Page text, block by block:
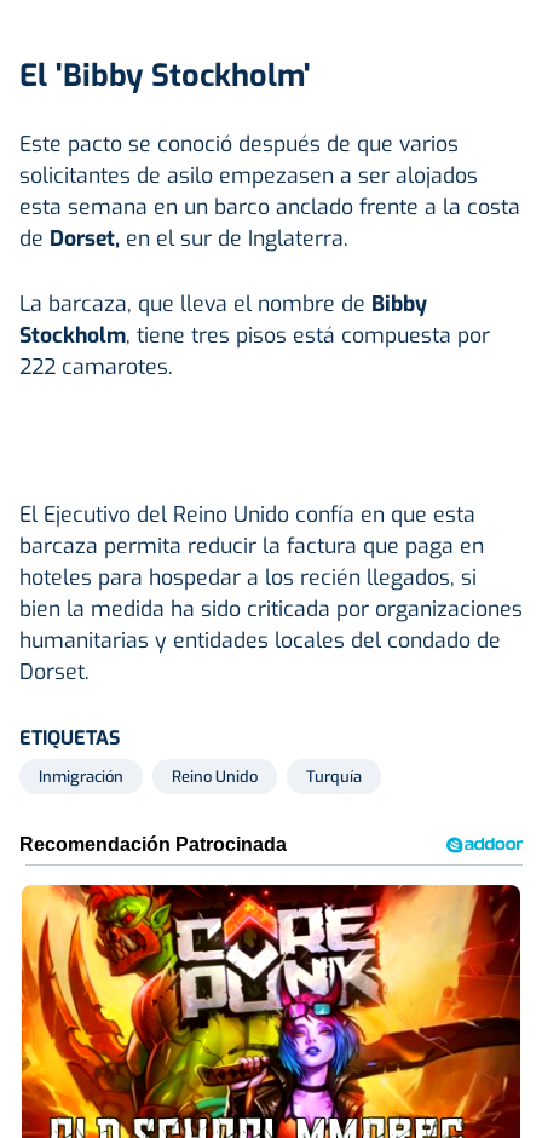
El 'Bibby Stockholm'
Este pacto se conoció después de que varios
solicitantes de asilo empezasen a ser alojados
esta semana en un barco anclado frente a la costa
de Dorset, en el sur de Inglaterra.
La barcaza, que lleva el nombre de Bibby
Stockholm, tiene tres pisos está compuesta por
222 camarotes.
El Ejecutivo del Reino Unido confía en que esta
barcaza permita reducir la factura que paga en
hoteles para hospedar a los recién llegados, si
bien la medida ha sido criticada por organizaciones
humanitarias y entidades locales del condado de
Dorset.
ETIQUETAS
Inmigración Reino Unido Turquía